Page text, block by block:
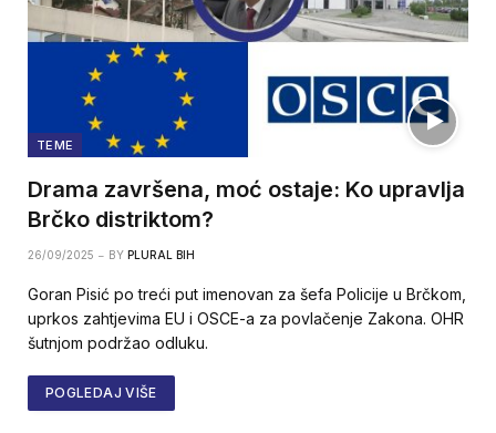
TEME
Drama završena, moć ostaje: Ko upravlja
Brčko distriktom?
26/09/2025 BY PLURAL BIH
Goran Pisić po treći put imenovan za šefa Policije u Brčkom,
uprkos zahtjevima EU i OSCE-a za povlačenje Zakona. OHR
šutnjom podržao odluku.
POGLEDAJ VIŠE